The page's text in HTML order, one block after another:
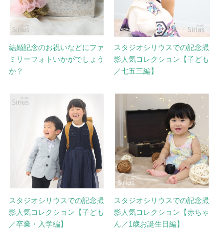
結婚記念のお祝いなどにファ
ミリーフォトいかがでしょう
か？
スタジオシリウスでの記念撮
影人気コレクション【子ども
／七五三編】
スタジオシリウスでの記念撮
影人気コレクション【子ども
／卒業・入学編】
スタジオシリウスでの記念撮
影人気コレクション【赤ちゃ
ん／1歳お誕生日編】